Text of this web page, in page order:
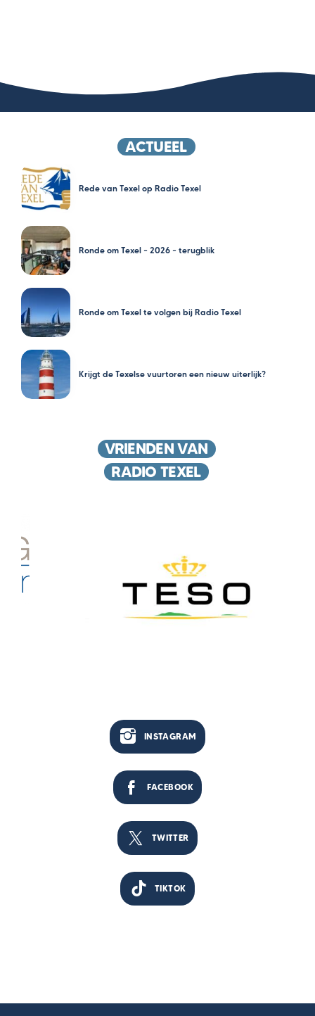
ACTUEEL
Rede van Texel op Radio Texel
Ronde om Texel – 2026 – terugblik
Ronde om Texel te volgen bij Radio Texel
Krijgt de Texelse vuurtoren een nieuw uiterlijk?
VRIENDEN VAN
RADIO TEXEL
INSTAGRAM
FACEBOOK
TWITTER
TIKTOK